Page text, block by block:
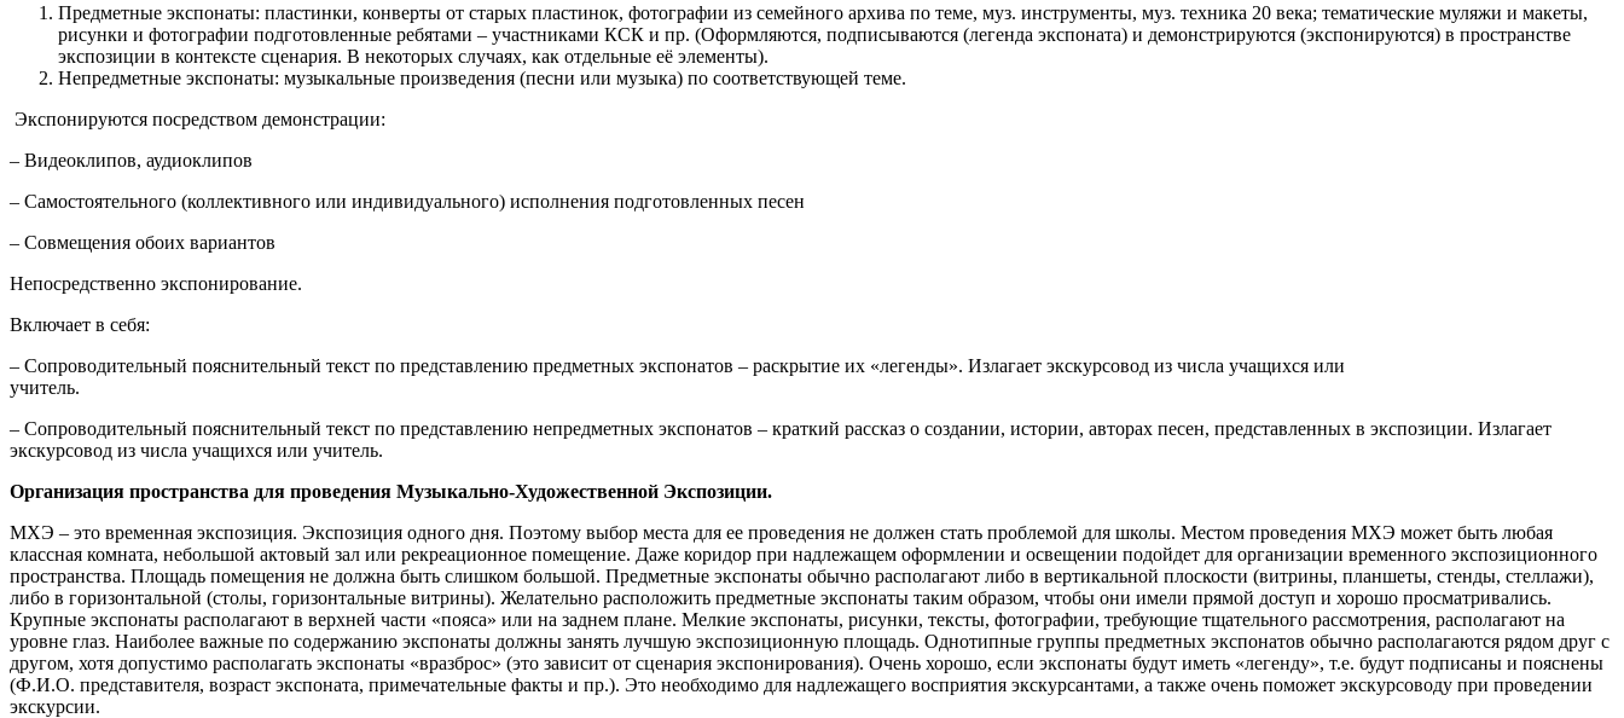
Предметные экспонаты: пластинки, конверты от старых пластинок, фотографии из семейного архива по теме, муз. инструменты, муз. техника 20 века; тематические муляжи и макеты,
рисунки и фотографии подготовленные ребятами – участниками КСК и пр. (Оформляются, подписываются (легенда экспоната) и демонстрируются (экспонируются) в пространстве
экспозиции в контексте сценария. В некоторых случаях, как отдельные её элементы).
Непредметные экспонаты: музыкальные произведения (песни или музыка) по соответствующей теме.
Экспонируются посредством демонстрации:
– Видеоклипов, аудиоклипов
– Самостоятельного (коллективного или индивидуального) исполнения подготовленных песен
– Совмещения обоих вариантов
Непосредственно экспонирование.
Включает в себя:
– Сопроводительный пояснительный текст по представлению предметных экспонатов – раскрытие их «легенды». Излагает экскурсовод из числа учащихся или
учитель.
– Сопроводительный пояснительный текст по представлению непредметных экспонатов – краткий рассказ о создании, истории, авторах песен, представленных в экспозиции. Излагает
экскурсовод из числа учащихся или учитель.
Организация пространства для проведения Музыкально-Художественной Экспозиции.
МХЭ – это временная экспозиция. Экспозиция одного дня. Поэтому выбор места для ее проведения не должен стать проблемой для школы. Местом проведения МХЭ может быть любая
классная комната, небольшой актовый зал или рекреационное помещение. Даже коридор при надлежащем оформлении и освещении подойдет для организации временного экспозиционного
пространства. Площадь помещения не должна быть слишком большой. Предметные экспонаты обычно располагают либо в вертикальной плоскости (витрины, планшеты, стенды, стеллажи),
либо в горизонтальной (столы, горизонтальные витрины). Желательно расположить предметные экспонаты таким образом, чтобы они имели прямой доступ и хорошо просматривались.
Крупные экспонаты располагают в верхней части «пояса» или на заднем плане. Мелкие экспонаты, рисунки, тексты, фотографии, требующие тщательного рассмотрения, располагают на
уровне глаз. Наиболее важные по содержанию экспонаты должны занять лучшую экспозиционную площадь. Однотипные группы предметных экспонатов обычно располагаются рядом друг с
другом, хотя допустимо располагать экспонаты «вразброс» (это зависит от сценария экспонирования). Очень хорошо, если экспонаты будут иметь «легенду», т.е. будут подписаны и пояснены
(Ф.И.О. представителя, возраст экспоната, примечательные факты и пр.). Это необходимо для надлежащего восприятия экскурсантами, а также очень поможет экскурсоводу при проведении
экскурсии.